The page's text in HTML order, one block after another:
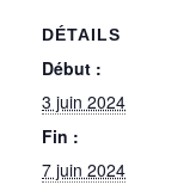
DÉTAILS
Début :
3 juin 2024
Fin :
7 juin 2024